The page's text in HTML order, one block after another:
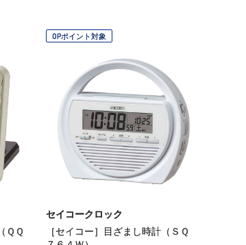
ＱＱ
OPポイント対象
セイコークロック
［セイコー］目ざまし時計（ＳＱ